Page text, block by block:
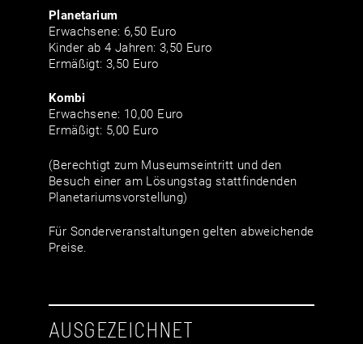
Planetarium
Erwachsene: 6,50 Euro
Kinder ab 4 Jahren: 3,50 Euro
Ermäßigt: 3,50 Euro
Kombi
Erwachsene: 10,00 Euro
Ermäßigt: 5,00 Euro
(Berechtigt zum Museumseintritt und den
Besuch einer am Lösungstag stattfindenden
Planetariumsvorstellung)
Für Sonderveranstaltungen gelten abweichende
Preise.
AUSGEZEICHNET